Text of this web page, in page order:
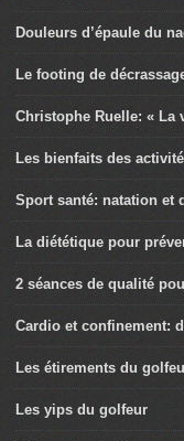
Douleurs d’épaule du
Le footing de
Christophe Ruelle: « La
Les bienfaits des
Sport santé: natation et
La diététique pour
2 séances de qualité
Cardio et confinement:
Les étirements du
Les yips du golfeur